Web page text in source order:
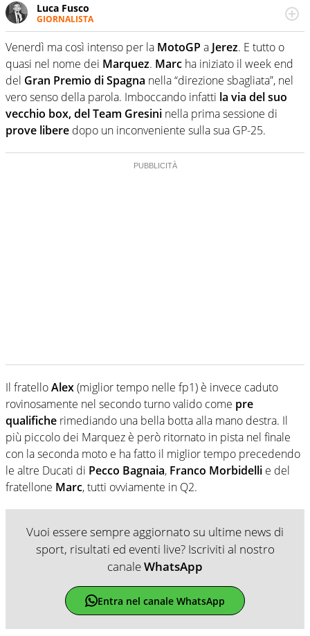
Luca Fusco
GIORNALISTA
Giornalista multimediale. Quando si accendono i motori,
lui sgasa, impenna, derapa. E spesso e volentieri finisce
sul podio
Venerdì ma così intenso per la MotoGP a Jerez. E tutto o
quasi nel nome dei Marquez. Marc ha iniziato il week end
del Gran Premio di Spagna nella “direzione sbagliata”, nel
vero senso della parola. Imboccando infatti la via del suo
vecchio box, del Team Gresini nella prima sessione di
prove libere dopo un inconveniente sulla sua GP-25.
Il fratelloAlex(miglior tempo nelle fp1) è invece caduto
rovinosamente nel secondo turno valido come pre
qualifiche rimediando una bella botta alla mano destra. Il
più piccolo dei Marquez è però ritornato in pista nel finale
con la seconda moto e ha fatto il miglior tempo precedendo
le altre Ducati di Pecco Bagnaia, Franco Morbidelli e del
fratellone Marc, tutti ovviamente in Q2.
Vuoi essere sempre aggiornato su ultime news di
sport, risultati ed eventi live? Iscriviti al nostro
canaleWhatsApp
Entra nel canale WhatsApp